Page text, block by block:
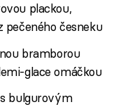
plackou,
pečeného česneku
bramborou
glace omáčkou
bulgurovým